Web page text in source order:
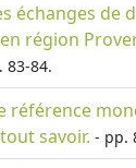
échanges de
région
83-84.
référence
savoir. - pp.